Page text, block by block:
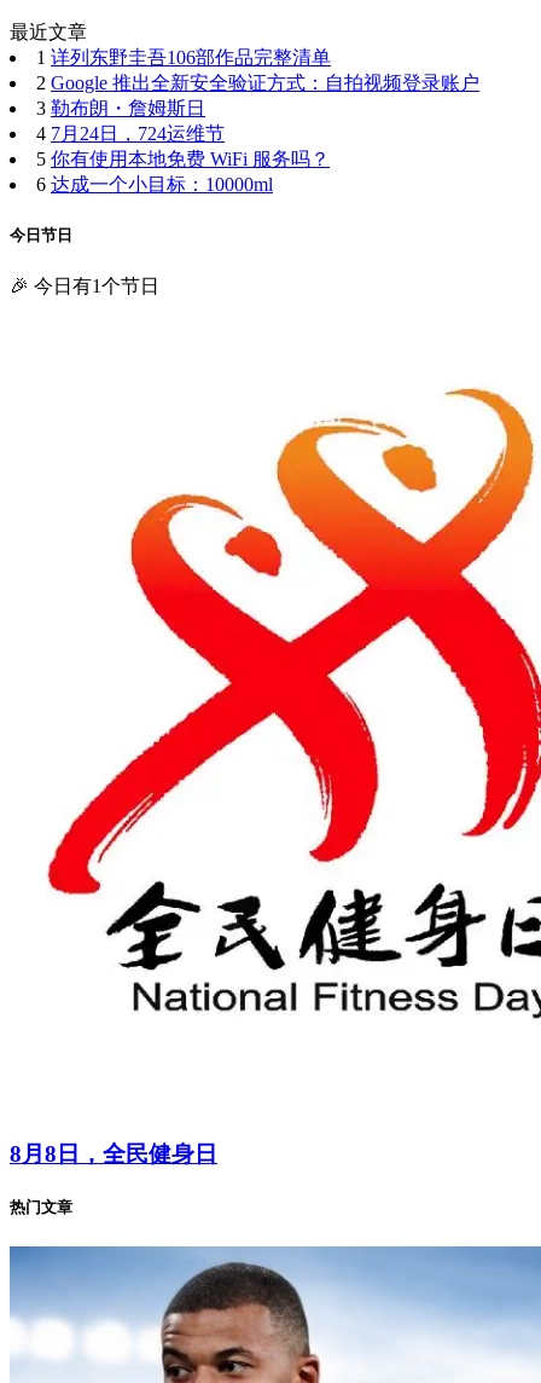
最近文章
1 详列东野圭吾106部作品完整清单
2 Google 推出全新安全验证方式：自拍视频登录账户
3 勒布朗・詹姆斯日
4 7月24日，724运维节
5 你有使用本地免费 WiFi 服务吗？
6 达成一个小目标：10000ml
今日节日
🎉 今日有1个节日
8月8日，全民健身日
热门文章